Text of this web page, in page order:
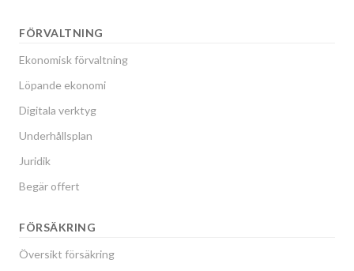
FÖRVALTNING
Ekonomisk förvaltning
Löpande ekonomi
Digitala verktyg
Underhållsplan
Juridik
Begär offert
FÖRSÄKRING
Översikt försäkring